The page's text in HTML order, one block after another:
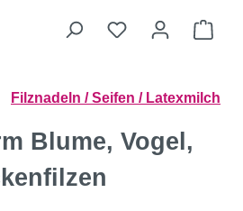
Filznadeln / Seifen / Latexmilch
Blume, Vogel,